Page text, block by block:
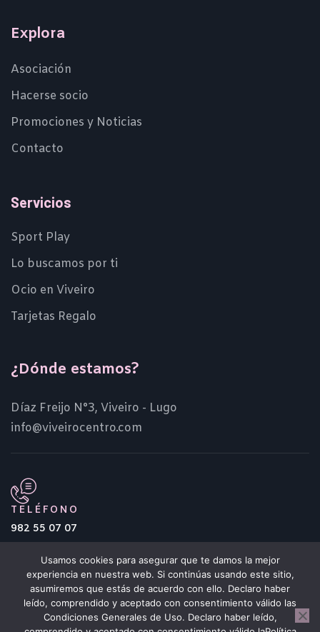
Explora
Asociación
Hacerse socio
Promociones y Noticias
Contacto
Servicios
Sport Play
Lo buscamos por ti
Ocio en Viveiro
Tarjetas Regalo
¿Dónde estamos?
Díaz Freijo N°3, Viveiro - Lugo
info@viveirocentro.com
TELÉFONO
982 55 07 07
Centro Comercial Histórico de Viveiro
Usamos cookies para asegurar que te damos la mejor
experiencia en nuestra web. Si continúas usando este sitio,
asumiremos que estás de acuerdo con ello. Declaro haber
leído, comprendido y aceptado con consentimiento válido las
Condiciones Generales de Uso. Declaro haber leído,